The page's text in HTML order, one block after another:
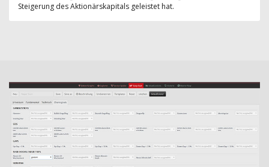
Steigerung des Aktionärskapitals geleistet hat.